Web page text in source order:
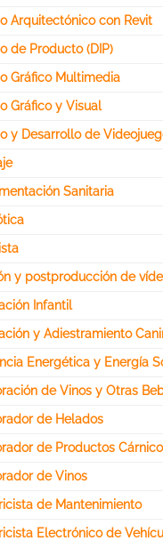
Arquitectónico con Revit
de Producto (DIP)
Gráfico Multimedia
Gráfico y Visual
y Desarrollo de
Sanitaria
y postproducción de
Infantil
y Adiestramiento
Energética y Energía
de Vinos y Otras
de Helados
de Productos
de Vinos
de Mantenimiento
Electrónico de